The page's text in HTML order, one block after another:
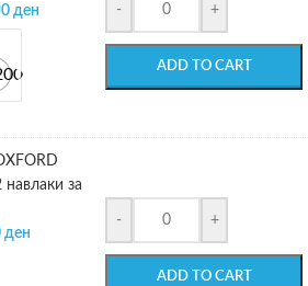
ден - +
ADD TO CART
за
ден
- +
ADD TO CART